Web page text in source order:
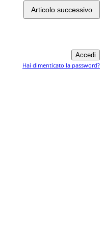
Articolo successivo
Hai dimenticato la password?